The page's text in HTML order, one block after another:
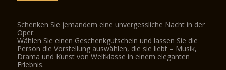
Schenken Sie jemandem eine unvergessliche Nacht in der
Oper.
Wählen Sie einen Geschenkgutschein und lassen Sie die
Person die Vorstellung auswählen, die sie liebt – Musik,
Drama und Kunst von Weltklasse in einem eleganten
Erlebnis.